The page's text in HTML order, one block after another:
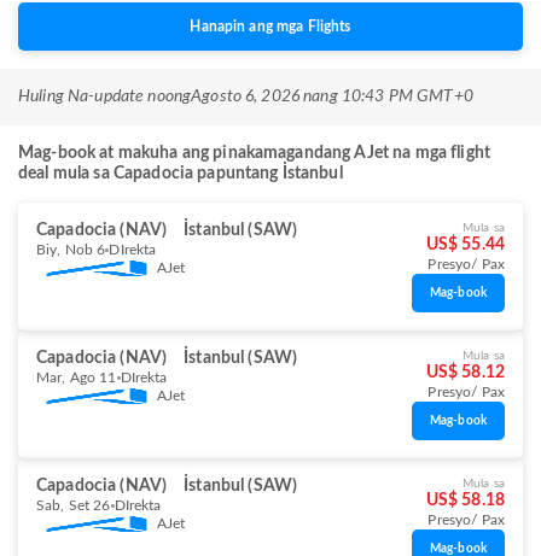
Hanapin ang mga Flights
Huling Na-update noongAgosto 6, 2026 nang 10:43 PM GMT+0
Mag-book at makuha ang pinakamagandang AJet na mga flight
deal mula sa Capadocia papuntang İstanbul
Capadocia (NAV) İstanbul (SAW)
Biy, Nob 6 DIrekta
AJet
Mula sa
US$ 55.44
Presyo/ Pax
Mag-book
Capadocia (NAV) İstanbul (SAW)
Mar, Ago 11 DIrekta
AJet
Mula sa
US$ 58.12
Presyo/ Pax
Mag-book
Capadocia (NAV) İstanbul (SAW)
Sab, Set 26 DIrekta
AJet
Mula sa
US$ 58.18
Presyo/ Pax
Mag-book